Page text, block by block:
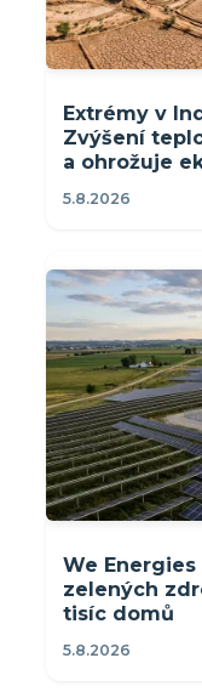
Extrémy v
Zvýšení
a ohrožuje
5.8.2026
We Energies
zelených
tisíc domů
5.8.2026